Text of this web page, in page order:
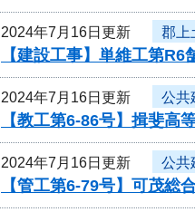
2024年7月16日更新 郡上
【建設工事】単維工第
2024年7月16日更新 公共
【教工第6-86号】揖斐高
2024年7月16日更新 公共
【管工第6-79号】可茂総